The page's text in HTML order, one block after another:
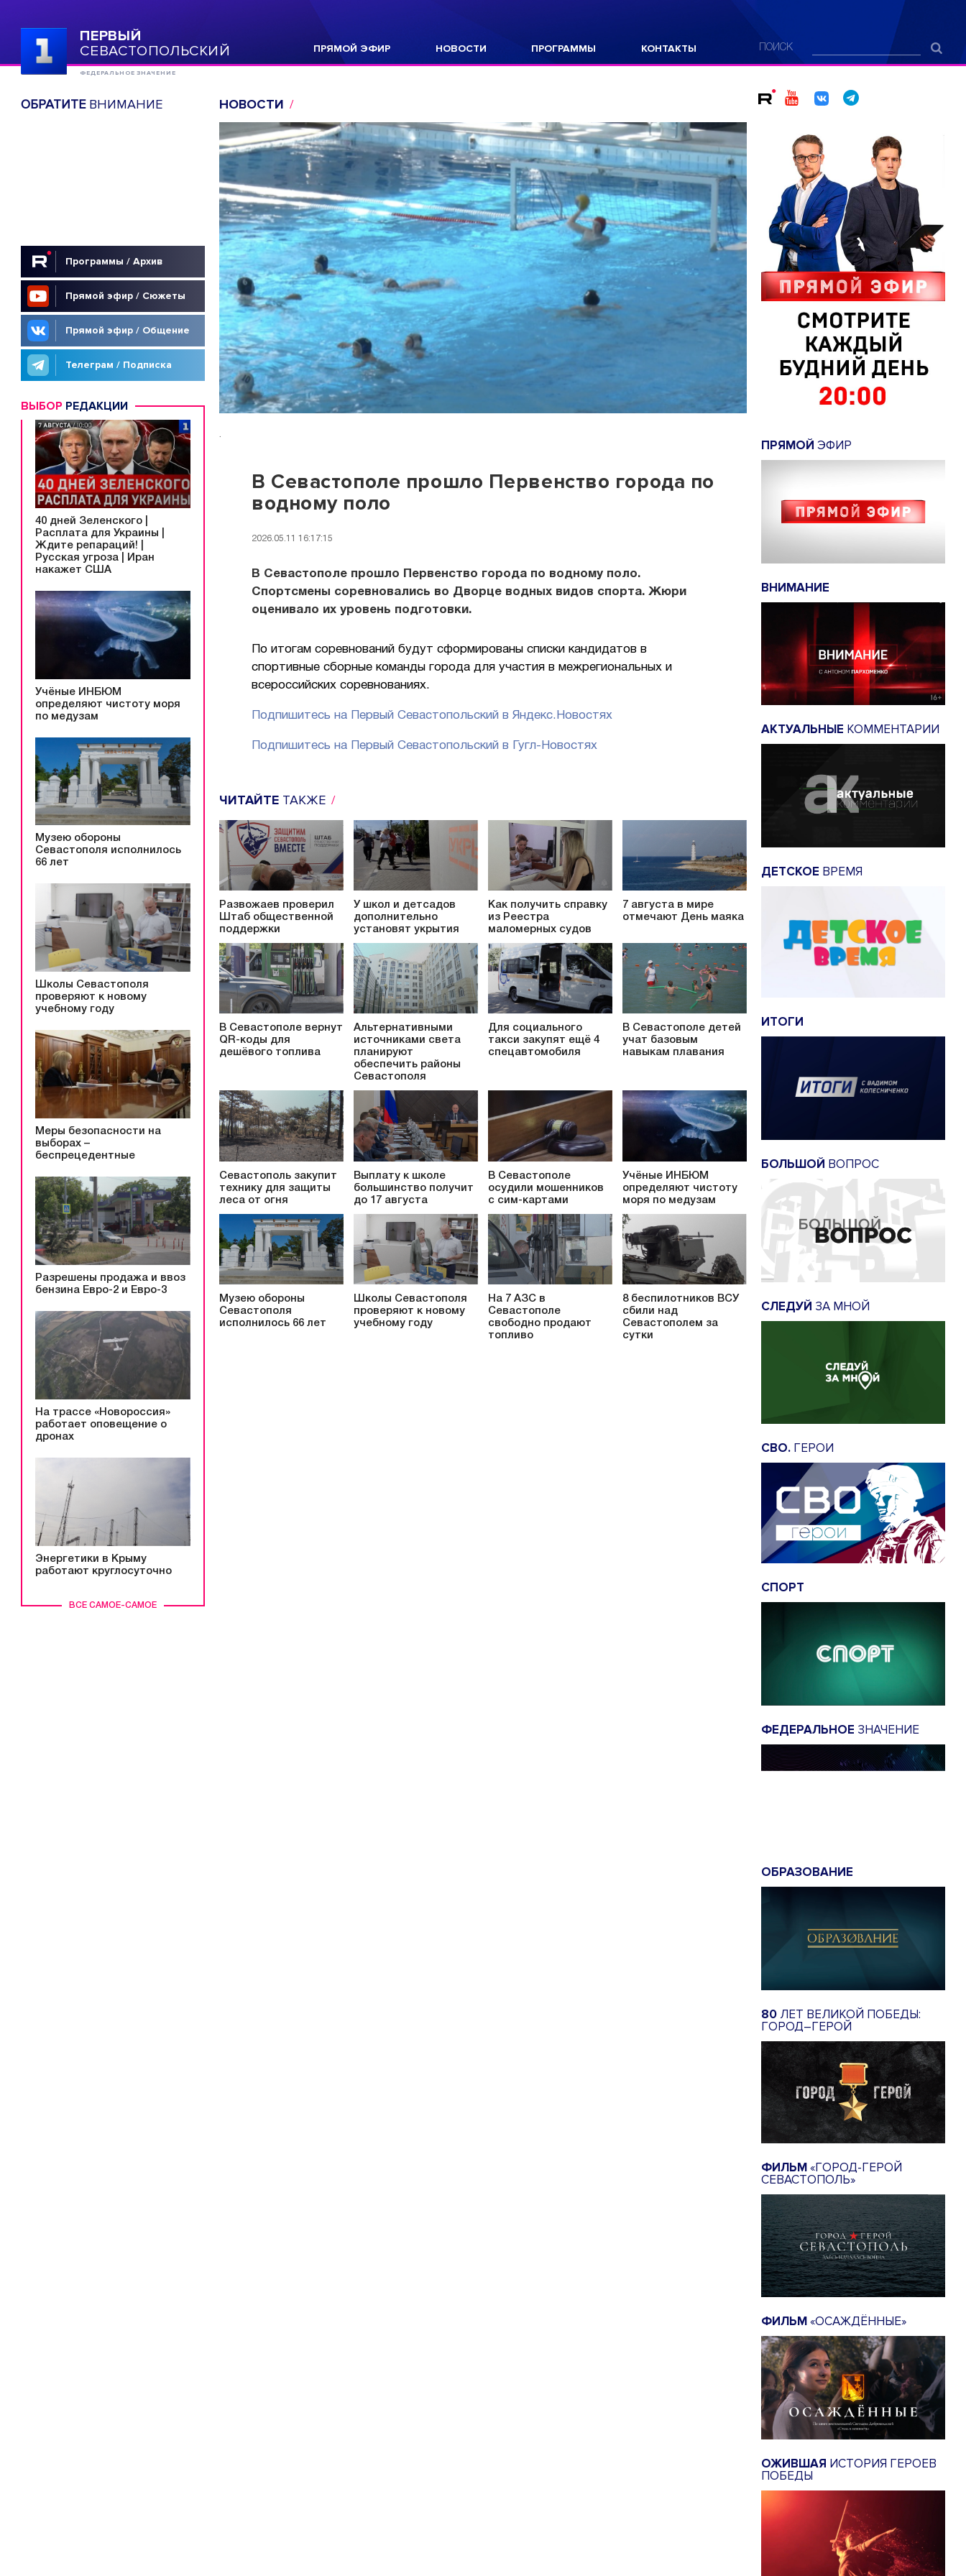
ПЕРВЫЙ
СЕВАСТОПОЛЬСКИЙ
ФЕДЕРАЛЬНОЕ ЗНАЧЕНИЕ
ПРЯМОЙ ЭФИР НОВОСТИ ПРОГРАММЫ КОНТАКТЫ ПОИСК
ОБРАТИТЕВНИМАНИЕ
Программы / Архив
Прямой эфир / Сюжеты
Прямой эфир / Общение
Телеграм / Подписка
ВЫБОР РЕДАКЦИИ
ВСЕ САМОЕ-САМОЕ
40 дней Зеленского |
Расплата для Украины |
Ждите репараций! |
Русская угроза | Иран
накажет США
Учёные ИНБЮМ
определяют чистоту моря
по медузам
Музею обороны
Севастополя исполнилось
66 лет
Школы Севастополя
проверяют к новому
учебному году
Меры безопасности на
выборах –
беспрецедентные
Разрешены продажа и ввоз
бензина Евро-2 и Евро-3
На трассе «Новороссия»
работает оповещение о
дронах
Энергетики в Крыму
работают круглосуточно
НОВОСТИ
.
В Севастополе прошло Первенство города по
водному поло
2026.05.11 16:17:15
В Севастополе прошло Первенство города по водному поло.
Спортсмены соревновались во Дворце водных видов спорта. Жюри
оценивало их уровень подготовки.
По итогам соревнований будут сформированы списки кандидатов в
спортивные сборные команды города для участия в межрегиональных и
всероссийских соревнованиях.
Подпишитесь на Первый Севастопольский в Яндекс.Новостях
Подпишитесь на Первый Севастопольский в Гугл-Новостях
ЧИТАЙТЕ ТАКЖЕ
Развожаев проверил
Штаб общественной
поддержки
У школ и детсадов
дополнительно
установят укрытия
Как получить справку
из Реестра
маломерных судов
7 августа в мире
отмечают День маяка
В Севастополе вернут
QR-коды для
дешёвого топлива
Альтернативными
источниками света
планируют
обеспечить районы
Севастополя
Для социального
такси закупят ещё 4
спецавтомобиля
В Севастополе детей
учат базовым
навыкам плавания
Севастополь закупит
технику для защиты
леса от огня
Выплату к школе
большинство получит
до 17 августа
В Севастополе
осудили мошенников
с сим-картами
Учёные ИНБЮМ
определяют чистоту
моря по медузам
Музею обороны
Севастополя
исполнилось 66 лет
Школы Севастополя
проверяют к новому
учебному году
На 7 АЗС в
Севастополе
свободно продают
топливо
8 беспилотников ВСУ
сбили над
Севастополем за
сутки
ПРЯМОЙ ЭФИР
ВНИМАНИЕ
АКТУАЛЬНЫЕ КОММЕНТАРИИ
ДЕТСКОЕ ВРЕМЯ
ИТОГИ
БОЛЬШОЙ ВОПРОС
СЛЕДУЙ ЗА МНОЙ
СВО. ГЕРОИ
СПОРТ
ФЕДЕРАЛЬНОЕ ЗНАЧЕНИЕ
ОБРАЗОВАНИЕ
80 ЛЕТ ВЕЛИКОЙ ПОБЕДЫ:
ГОРОД–ГЕРОЙ
ФИЛЬМ«ГОРОД-ГЕРОЙ
СЕВАСТОПОЛЬ»
ФИЛЬМ«ОСАЖДЁННЫЕ»
ОЖИВШАЯ ИСТОРИЯ ГЕРОЕВ
ПОБЕДЫ